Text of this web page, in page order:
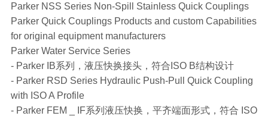
Parker NSS Series Non-Spill Stainless Quick Couplings
Parker Quick Couplings Products and custom Capabilities
for original equipment manufacturers
Parker Water Service Series
- Parker IB系列，液压快换接头，符合ISO B结构设计
- Parker RSD Series Hydraulic Push-Pull Quick Coupling
with ISO A Profile
- Parker FEM _ IF系列液压快换，平齐端面形式，符合 ISO